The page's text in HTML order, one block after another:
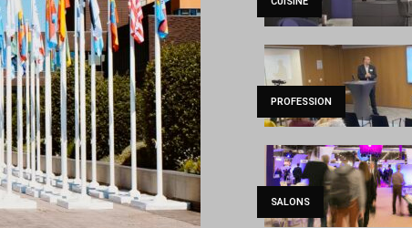
PROFESSION
SALONS